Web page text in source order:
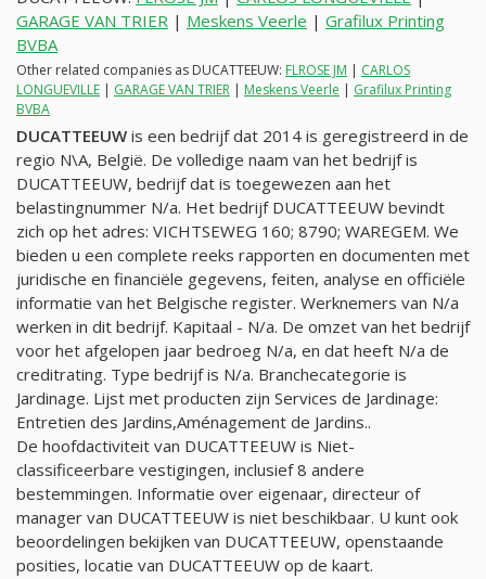
GARAGE VAN TRIER | Meskens Veerle | Grafilux Printing
BVBA
Other related companies as DUCATTEEUW: FLROSE JM | CARLOS
LONGUEVILLE | GARAGE VAN TRIER | Meskens Veerle | Grafilux Printing
BVBA
DUCATTEEUW is een bedrijf dat 2014 is geregistreerd in de
regio N\A, België. De volledige naam van het bedrijf is
DUCATTEEUW, bedrijf dat is toegewezen aan het
belastingnummer N/a. Het bedrijf DUCATTEEUW bevindt
zich op het adres: VICHTSEWEG 160; 8790; WAREGEM. We
bieden u een complete reeks rapporten en documenten met
juridische en financiële gegevens, feiten, analyse en officiële
informatie van het Belgische register. Werknemers van N/a
werken in dit bedrijf. Kapitaal - N/a. De omzet van het bedrijf
voor het afgelopen jaar bedroeg N/a, en dat heeft N/a de
creditrating. Type bedrijf is N/a. Branchecategorie is
Jardinage. Lijst met producten zijn Services de Jardinage:
Entretien des Jardins,Aménagement de Jardins..
De hoofdactiviteit van DUCATTEEUW is Niet-
classificeerbare vestigingen, inclusief 8 andere
bestemmingen. Informatie over eigenaar, directeur of
manager van DUCATTEEUW is niet beschikbaar. U kunt ook
beoordelingen bekijken van DUCATTEEUW, openstaande
posities, locatie van DUCATTEEUW op de kaart.